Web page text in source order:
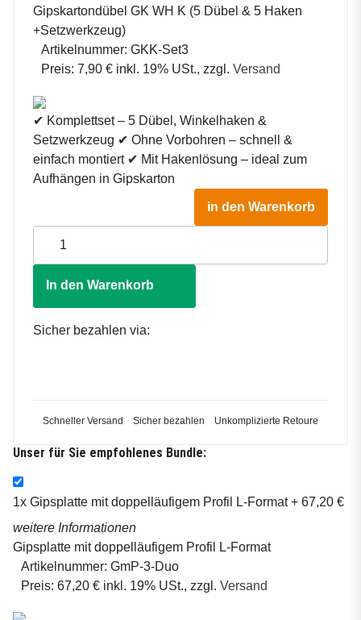
Gipskartondübel GK WH K (5 Dübel & 5 Haken
+Setzwerkzeug)
Artikelnummer: GKK-Set3
Preis: 7,90 € inkl. 19% USt., zzgl. Versand
✔ Komplettset – 5 Dübel, Winkelhaken &
Setzwerkzeug ✔ Ohne Vorbohren – schnell &
einfach montiert ✔ Mit Hakenlösung – ideal zum
Aufhängen in Gipskarton
in den Warenkorb
In den Warenkorb
Sicher bezahlen via:
Schneller Versand Sicher bezahlen Unkomplizierte Retoure
Unser für Sie empfohlenes Bundle:
1x Gipsplatte mit doppelläufigem Profil L-Format + 67,20 €
weitere Informationen
Gipsplatte mit doppelläufigem Profil L-Format
Artikelnummer: GmP-3-Duo
Preis: 67,20 € inkl. 19% USt., zzgl. Versand